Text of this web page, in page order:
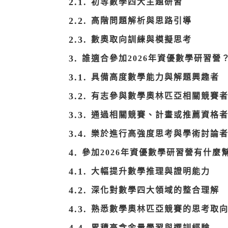
初等數學四大主題研習
高階問題解析與思路引導
數奧取向訓練與模擬思考
誰適合參加2026年資優數學研習營？
具備高度數學能力與解題興趣者
有志參與數學奧林匹亞相關競賽者
通過相關競賽、計畫或推薦資格者
樂於進行高強度思考與學術討論者
參加2026年資優數學研習營有什麼
大幅提升數學推理與證明能力
深化對數學四大領域的整合理解
熟悉數學奧林匹亞競賽的思考取向